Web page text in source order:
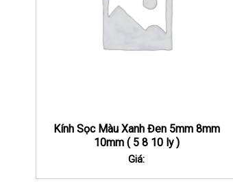
Kính Sọc Màu Xanh Đen 5mm 8mm
10mm ( 5 8 10 ly )
Giá: